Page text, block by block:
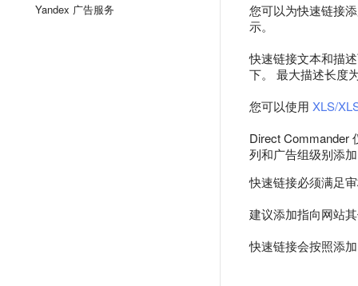
Yandex 广告服务
您可以为快速链接
示。
快速链接文本和描
下。 最大描述长度
您可以使用 XLS/
Direct Commander
列和广告组级别添
快速链接必须满足
建议添加指向网站
快速链接会按照添